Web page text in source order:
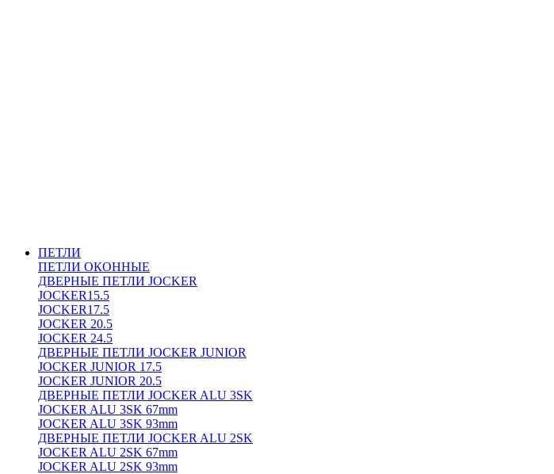
ПЕТЛИ
ПЕТЛИ ОКОННЫЕ
ДВЕРНЫЕ ПЕТЛИ JOCKER
JOCKER15.5
JOCKER17.5
JOCKER 20.5
JOCKER 24.5
ДВЕРНЫЕ ПЕТЛИ JOCKER JUNIOR
JOCKER JUNIOR 17.5
JOCKER JUNIOR 20.5
ДВЕРНЫЕ ПЕТЛИ JOCKER ALU 3SK
JOCKER ALU 3SK 67mm
JOCKER ALU 3SK 93mm
ДВЕРНЫЕ ПЕТЛИ JOCKER ALU 2SK
JOCKER ALU 2SK 67mm
JOCKER ALU 2SK 93mm